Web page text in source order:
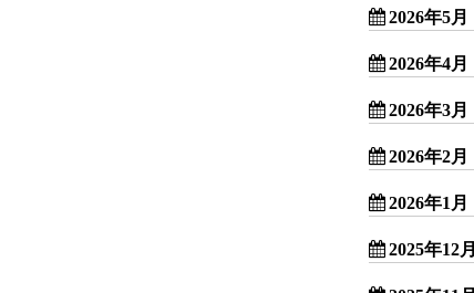
2026年5月
2026年4月
2026年3月
2026年2月
2026年1月
2025年12月